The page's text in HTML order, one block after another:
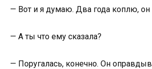
— Вот и я думаю. Два года коплю, он
— А ты что ему сказала?
— Поругалась, конечно. Он